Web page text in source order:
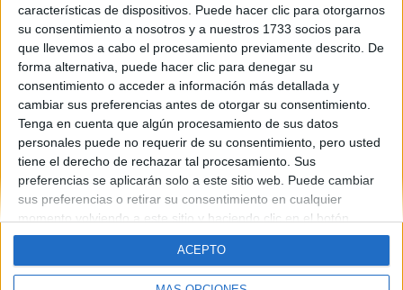
características de dispositivos. Puede hacer clic para otorgarnos
su consentimiento a nosotros y a nuestros 1733 socios para
que llevemos a cabo el procesamiento previamente descrito. De
forma alternativa, puede hacer clic para denegar su
consentimiento o acceder a información más detallada y
cambiar sus preferencias antes de otorgar su consentimiento.
Tenga en cuenta que algún procesamiento de sus datos
personales puede no requerir de su consentimiento, pero usted
tiene el derecho de rechazar tal procesamiento. Sus
preferencias se aplicarán solo a este sitio web. Puede cambiar
sus preferencias o retirar su consentimiento en cualquier
momento volviendo a este sitio y haciendo clic en el botón
"Privacidad" en la parte inferior de la página web.
ACEPTO
Email: info@forofp.es
Información legal
Política de privacidad
Condiciones generales de contratación
Política de cookies
© Compás Mediterráneo SL. Todos los derechos reservados.